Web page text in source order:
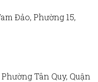
Đảo, Phường 15,
Tân Quy, Quận